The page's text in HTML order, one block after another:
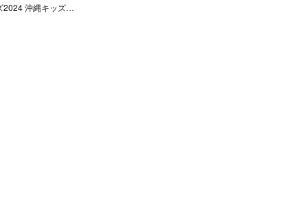
2024 沖縄キッズ…